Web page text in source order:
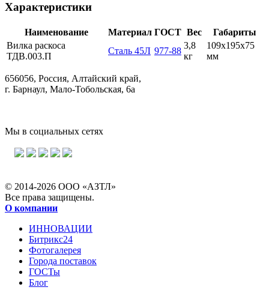
Характеристики
Наименование Материал ГОСТ Вес
Габариты
Вилка раскоса
ТДВ.003.П
Сталь 45Л 977-88
3,8
кг
109x195x75
мм
656056, Россия, Алтайский край,
г. Барнаул, Мало-Тобольская, 6а
Мы в социальных сетях
© 2014-2026 ООО «АЗТЛ»
Все права защищены.
О компании
ИННОВАЦИИ
Битрикс24
Фотогалерея
Города поставок
ГОСТы
Блог